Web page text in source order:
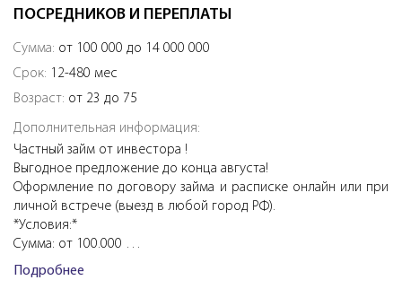
ПОСРЕДНИКОВ И ПЕРЕПЛАТЫ
Сумма: от 100 000 до 14 000 000
Срок: 12-480 мес
Возраст: от 23 до 75
Дополнительная информация:
Частный займ от инвестора !
Выгодное предложение до конца августа!
Оформление по договору займа и расписке онлайн или при
личной встрече (выезд в любой город РФ).
*Условия:*
Сумма: от 100.000 …
Подробнее